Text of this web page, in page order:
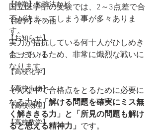
【雑学】勉強法など
【雑学】その他
【お知らせ】
【こだわり】
【高校化学】
【高校生物】
【高校物理】
【高校数学】
国立医学部の受験では、2～3点差で合
否が決まってしまう事が多々ありま
す。
実力が拮抗している何十人がひしめき
合っているため、非常に熾烈な戦いに
なります。
そんな中で合格点をとるために必要に
なる力が「解ける問題を確実にミス無
く解ききる力」と「所見の問題も解け
ると思える精神力」 です。